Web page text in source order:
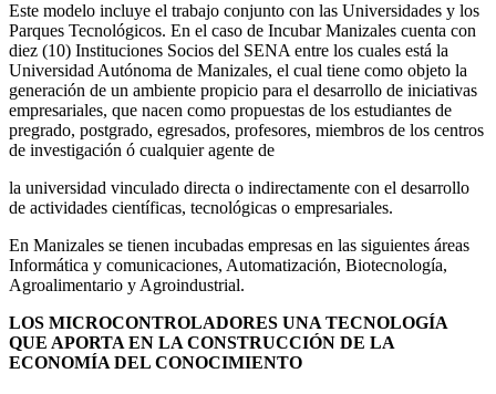
Este modelo incluye el trabajo conjunto con las Universidades y los
Parques Tecnológicos. En el caso de Incubar Manizales cuenta con
diez (10) Instituciones Socios del SENA entre los cuales está la
Universidad Autónoma de Manizales, el cual tiene como objeto la
generación de un ambiente propicio para el desarrollo de iniciativas
empresariales, que nacen como propuestas de los estudiantes de
pregrado, postgrado, egresados, profesores, miembros de los centros
de investigación ó cualquier agente de
la universidad vinculado directa o indirectamente con el desarrollo
de actividades científicas, tecnológicas o empresariales.
En Manizales se tienen incubadas empresas en las siguientes áreas
Informática y comunicaciones, Automatización, Biotecnología,
Agroalimentario y Agroindustrial.
LOS MICROCONTROLADORES UNA TECNOLOGÍA
QUE APORTA EN LA CONSTRUCCIÓN DE LA
ECONOMÍA DEL CONOCIMIENTO